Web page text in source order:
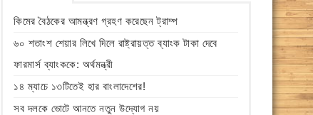
কিমের বৈঠকের আমন্ত্রণ গ্রহণ করেছেন ট্রাম্প
৬০ শতাংশ শেয়ার লিখে দিলে রাষ্ট্রায়ত্ত ব্যাংক টাকা দেবে
ফারমার্স ব্যাংককে: অর্থমন্ত্রী
১৪ ম্যাচে ১৩টিতেই হার বাংলাদেশের!
সব দলকে ভোটে আনতে নতুন উদ্যোগ নয়